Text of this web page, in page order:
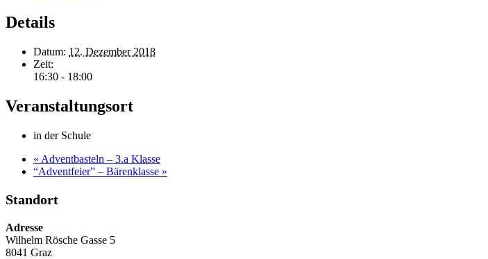
Details
Datum: 12. Dezember 2018
Zeit:
16:30 - 18:00
Veranstaltungsort
in der Schule
« Adventbasteln – 3.a Klasse
“Adventfeier” – Bärenklasse »
Standort
Adresse
Wilhelm Rösche Gasse 5
8041 Graz